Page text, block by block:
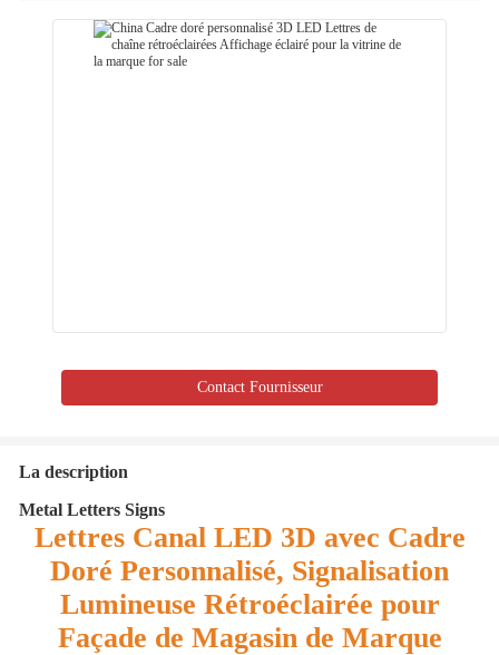
Contact Fournisseur
La description
Metal Letters Signs
Lettres Canal LED 3D avec Cadre
Doré Personnalisé, Signalisation
Lumineuse Rétroéclairée pour
Façade de Magasin de Marque